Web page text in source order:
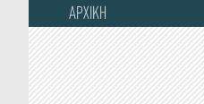
ΑΡΧΙΚΗ